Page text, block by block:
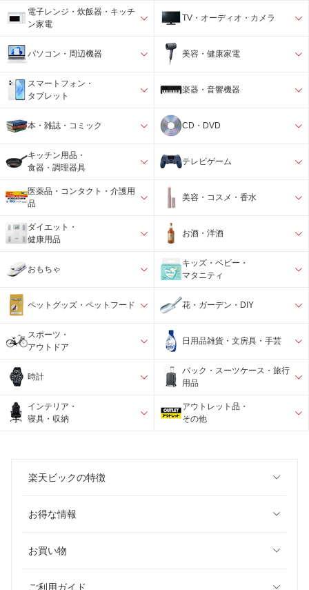
電子レンジ・炊飯器・キッチ
ン家電
TV・オーディオ・カメラ
パソコン・周辺機器 美容・健康家電
スマートフォン・
タブレット
楽器・音響機器
本・雑誌・コミック CD・DVD
キッチン用品・
食器・調理器具
テレビゲーム
医薬品・コンタクト・介護用
品
美容・コスメ・香水
ダイエット・
健康用品
お酒・洋酒
おもちゃ
キッズ・ベビー・
マタニティ
ペットグッズ・ペットフード 花・ガーデン・DIY
スポーツ・
アウトドア
日用品雑貨・文房具・手芸
時計
バック・スーツケース・旅行
用品
インテリア・
寝具・収納
アウトレット品・
その他
楽天ビックの特徴
お得な情報
お買い物
ご利用ガイド